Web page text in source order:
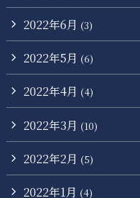
2022年6月 (3)
2022年5月 (6)
2022年4月 (4)
2022年3月 (10)
2022年2月 (5)
2022年1月 (4)